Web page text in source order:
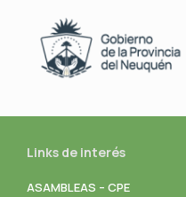
Links de interés
ASAMBLEAS – CPE